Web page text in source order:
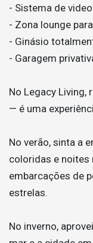
- Sistema de
- Zona lounge
- Ginásio
- Garagem
No Legacy Living,
— é uma
No verão, sinta a
coloridas e noites
embarcações de
estrelas.
No inverno,